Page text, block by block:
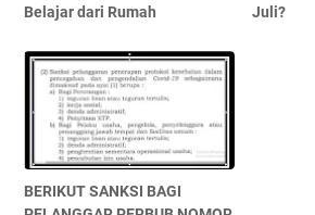
Belajar dari Rumah
Juli?
BERIKUT SANKSI BAGI